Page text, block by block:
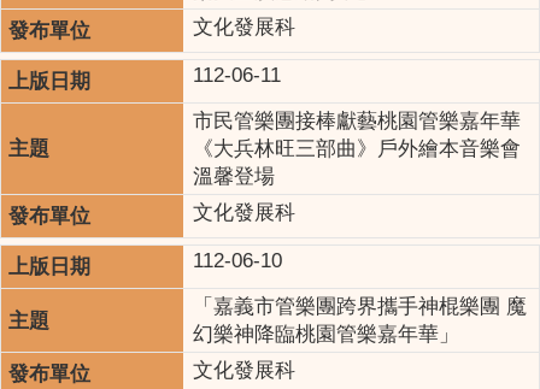
文化發展科
112-06-11
市民管樂團接棒獻藝桃園管樂嘉年華
《大兵林旺三部曲》戶外繪本音樂會
溫馨登場
文化發展科
112-06-10
「嘉義市管樂團跨界攜手神棍樂團 魔
幻樂神降臨桃園管樂嘉年華」
文化發展科